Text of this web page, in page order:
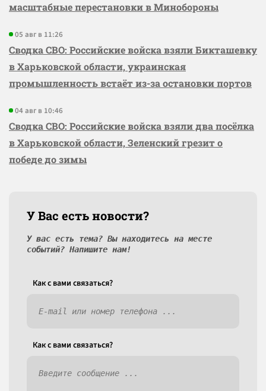
масштабные перестановки в Минобороны
05 авг в 11:26
Сводка СВО: Российские войска взяли Бикташевку
в Харьковской области, украинская
промышленность встаёт из-за остановки портов
04 авг в 10:46
Сводка СВО: Российские войска взяли два посёлка
в Харьковской области, Зеленский грезит о
победе до зимы
У Вас есть новости?
У вас есть тема? Вы находитесь на месте
событий? Напишите нам!
Как c вами связаться?
Как c вами связаться?